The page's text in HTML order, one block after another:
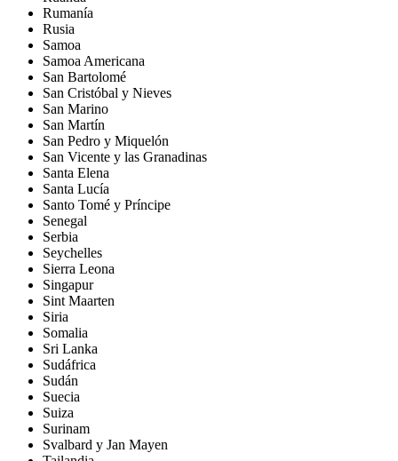
Rumanía
Rusia
Samoa
Samoa Americana
San Bartolomé
San Cristóbal y Nieves
San Marino
San Martín
San Pedro y Miquelón
San Vicente y las Granadinas
Santa Elena
Santa Lucía
Santo Tomé y Príncipe
Senegal
Serbia
Seychelles
Sierra Leona
Singapur
Sint Maarten
Siria
Somalia
Sri Lanka
Sudáfrica
Sudán
Suecia
Suiza
Surinam
Svalbard y Jan Mayen